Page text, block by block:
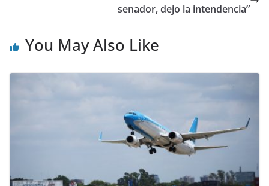
senador, dejo la intendencia”
You May Also Like